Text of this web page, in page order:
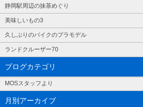
静岡駅周辺の抹茶めぐり
美味しいもの3
久しぶりのバイクのプラモデル
ランドクルーザー70
ブログカテゴリ
MOSスタッフより
月別アーカイブ